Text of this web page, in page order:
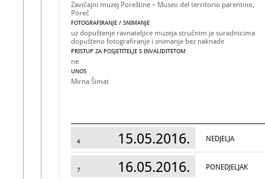
Zavičajni muzej Poreštine – Museo del territorio parentino,
Poreč
FOTOGRAFIRANJE / SNIMANJE
uz dopuštenje ravnateljice muzeja stručnim je suradnicima
dopušteno fotografiranje i snimanje bez naknade
PRISTUP ZA POSJETITELJE S INVALIDITETOM
ne
UNOS
Mirna Šimat
4 15.05.2016. NEDJELJA
7 16.05.2016. PONEDJELJAK